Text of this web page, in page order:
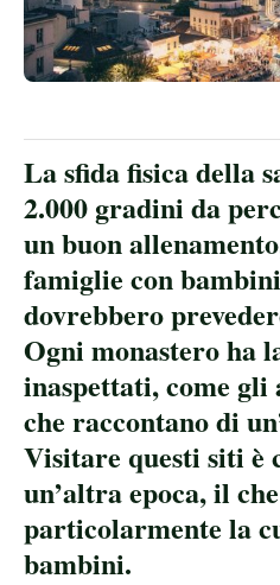
La sfida fisica della
2.000 gradini da
un buon
famiglie con
dovrebbero
Ogni monastero ha
inaspettati, come
che raccontano di
Visitare questi siti è
un’altra epoca, il
particolarmente la
bambini.